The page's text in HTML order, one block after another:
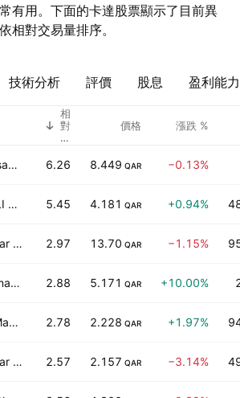
有用。下面的卡達股票顯示了目前異
相對交易量排序。
技術分析 評價 股息 盈利能力
相
對
成
量
價格 漲跌 %
Mosanada Facilities Management Services Q.P.S.C. 6.26 8.449 QAR −0.13%
AHLI BANK Q.P.S.C. 5.45 4.181 QAR +0.94%
Qatar Fuel-Woqod QSC 2.97 13.70 QAR −1.15%
Damaan Islamic Insurance Company (Beema) 2.88 5.171 QAR +10.00%
Al Mahhar Holding Company QPSC 2.78 2.228 QAR +1.97%
Qatar Electronic Systems Co. (Techno Q) QPSC 2.57 2.157 QAR −3.14%